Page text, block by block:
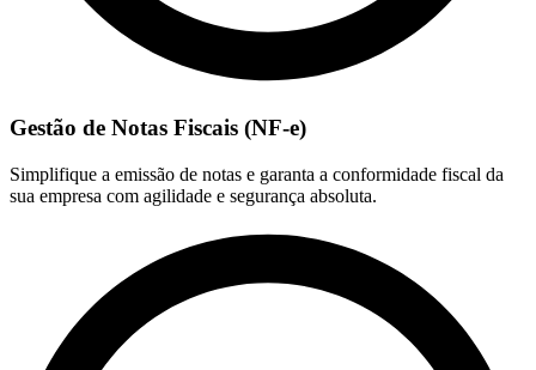
Gestão de Notas Fiscais (NF-e)
Simplifique a emissão de notas e garanta a conformidade fiscal da
sua empresa com agilidade e segurança absoluta.